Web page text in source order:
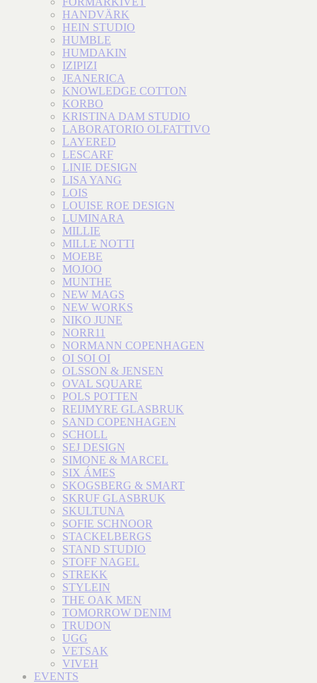
HANDVÄRK
HEIN STUDIO
HUMBLE
HUMDAKIN
IZIPIZI
JEANERICA
KNOWLEDGE COTTON
KORBO
KRISTINA DAM STUDIO
LABORATORIO OLFATTIVO
LAYERED
LESCARF
LINIE DESIGN
LISA YANG
LOIS
LOUISE ROE DESIGN
LUMINARA
MILLIE
MILLE NOTTI
MOEBE
MOJOO
MUNTHE
NEW MAGS
NEW WORKS
NIKO JUNE
NORR11
NORMANN COPENHAGEN
OI SOI OI
OLSSON & JENSEN
OVAL SQUARE
POLS POTTEN
REIJMYRE GLASBRUK
SAND COPENHAGEN
SCHOLL
SEJ DESIGN
SIMONE & MARCEL
SIX ÁMES
SKOGSBERG & SMART
SKRUF GLASBRUK
SKULTUNA
SOFIE SCHNOOR
STACKELBERGS
STAND STUDIO
STOFF NAGEL
STREKK
STYLEIN
THE OAK MEN
TOMORROW DENIM
TRUDON
UGG
VETSAK
VIVEH
EVENTS